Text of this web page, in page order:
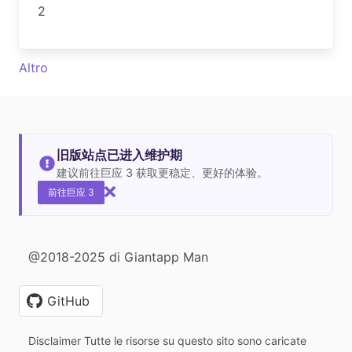
2
Altro
旧版站点已进入维护期
建议前往巨应 3 获取更稳定、更好的体验。
前往巨应 3
@2018-2025 di Giantapp Man
GitHub
Disclaimer Tutte le risorse su questo sito sono caricate